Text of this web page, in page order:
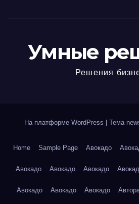
Умные
Решения
На платформе WordPress Тема
Home Sample Page Авокадо
Авокадо Авокадо Авокадо
Авокадо Авокадо Авокадо